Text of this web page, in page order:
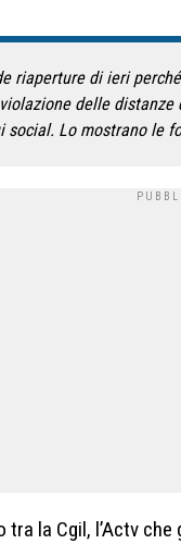
riaperture di ieri
delle
social. Lo mostrano le
la Cgil, l’Actv